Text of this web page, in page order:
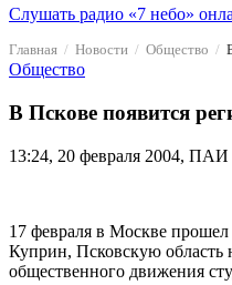
Слушать радио «7 небо»
Главная Новости Общество
Общество
В Пскове появится
13:24, 20 февраля 2004, ПАИ
17 февраля в Москве
Куприн, Псковскую область
общественного движения